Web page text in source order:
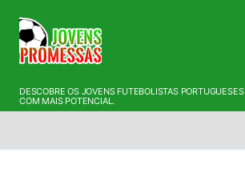
para
conteúdo
DESCOBRE OS JOVENS FUTEBOLISTAS PORTUGUESES
COM MAIS POTENCIAL.